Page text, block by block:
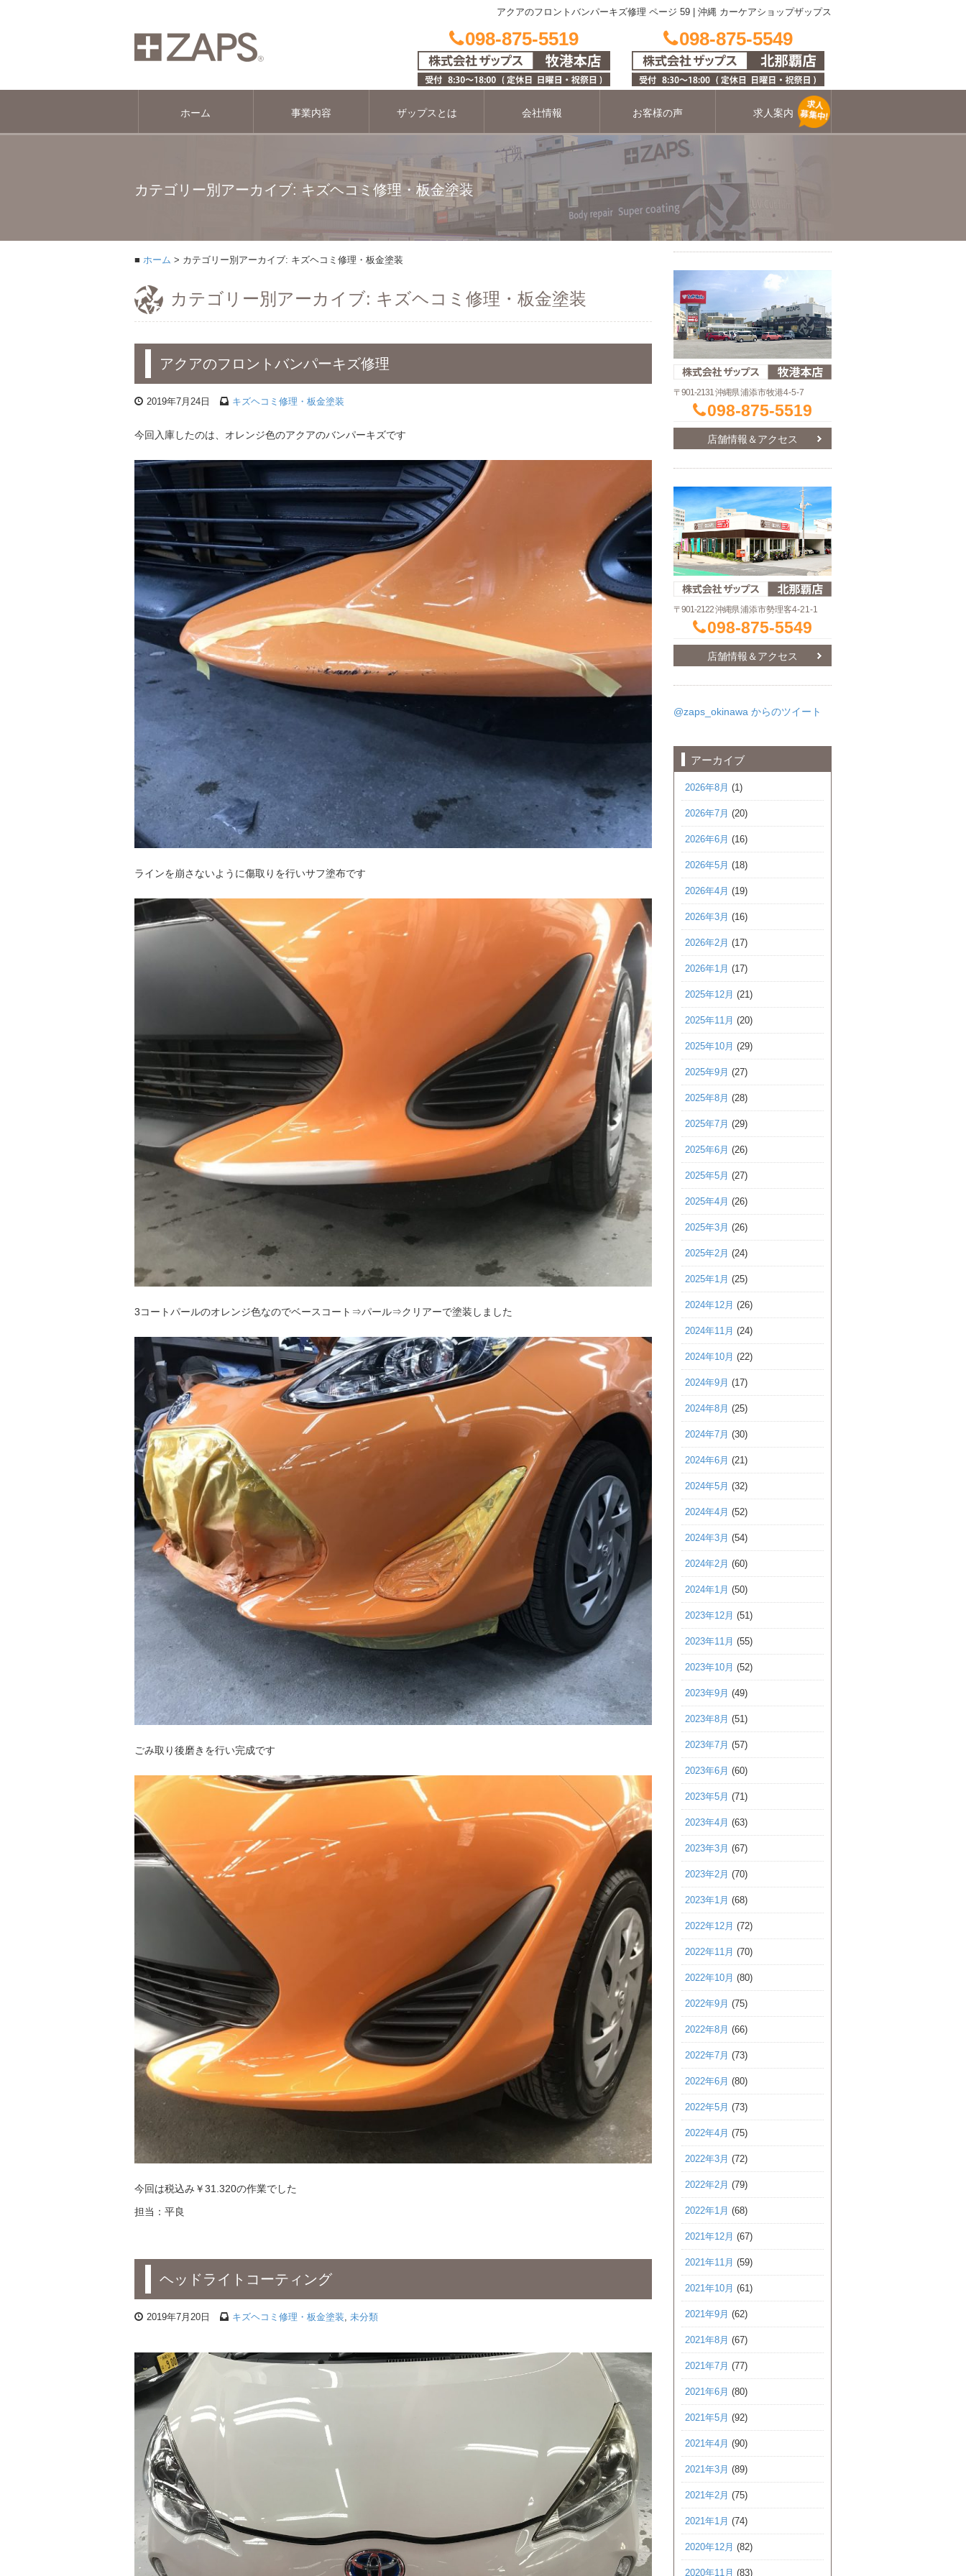
アクアのフロントバンパーキズ修理 ページ 59 | 沖縄 カーケアショップザップス
098-875-5519 098-875-5549
ホーム 事業内容 ザップスとは 会社情報 お客様の声 求人案内
カテゴリー別アーカイブ: キズヘコミ修理・板金塗装
ホーム カテゴリー別アーカイブ: キズヘコミ修理・板金塗装
カテゴリー別アーカイブ: キズヘコミ修理・板金塗装
アクアのフロントバンパーキズ修理
2019年7月24日 キズヘコミ修理・板金塗装
今回入庫したのは、オレンジ色のアクアのバンパーキズです
ラインを崩さないように傷取りを行いサフ塗布です
3コートパールのオレンジ色なのでベースコート⇒パール⇒クリアーで塗装しました
ごみ取り後磨きを行い完成です
今回は税込み￥31.320の作業でした
担当：平良
ヘッドライトコーティング
2019年7月20日 キズヘコミ修理・板金塗装, 未分類
〒901-2131 沖縄県浦添市牧港4-5-7
098-875-5519
店舗情報＆アクセス
〒901-2122 沖縄県浦添市勢理客4-21-1
098-875-5549
店舗情報＆アクセス
@zaps_okinawa からのツイート
アーカイブ
2026年8月 (1)
2026年7月 (20)
2026年6月 (16)
2026年5月 (18)
2026年4月 (19)
2026年3月 (16)
2026年2月 (17)
2026年1月 (17)
2025年12月 (21)
2025年11月 (20)
2025年10月 (29)
2025年9月 (27)
2025年8月 (28)
2025年7月 (29)
2025年6月 (26)
2025年5月 (27)
2025年4月 (26)
2025年3月 (26)
2025年2月 (24)
2025年1月 (25)
2024年12月 (26)
2024年11月 (24)
2024年10月 (22)
2024年9月 (17)
2024年8月 (25)
2024年7月 (30)
2024年6月 (21)
2024年5月 (32)
2024年4月 (52)
2024年3月 (54)
2024年2月 (60)
2024年1月 (50)
2023年12月 (51)
2023年11月 (55)
2023年10月 (52)
2023年9月 (49)
2023年8月 (51)
2023年7月 (57)
2023年6月 (60)
2023年5月 (71)
2023年4月 (63)
2023年3月 (67)
2023年2月 (70)
2023年1月 (68)
2022年12月 (72)
2022年11月 (70)
2022年10月 (80)
2022年9月 (75)
2022年8月 (66)
2022年7月 (73)
2022年6月 (80)
2022年5月 (73)
2022年4月 (75)
2022年3月 (72)
2022年2月 (79)
2022年1月 (68)
2021年12月 (67)
2021年11月 (59)
2021年10月 (61)
2021年9月 (62)
2021年8月 (67)
2021年7月 (77)
2021年6月 (80)
2021年5月 (92)
2021年4月 (90)
2021年3月 (89)
2021年2月 (75)
2021年1月 (74)
2020年12月 (82)
2020年11月 (83)